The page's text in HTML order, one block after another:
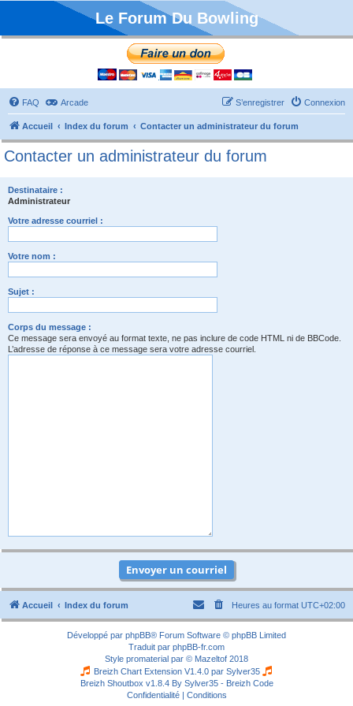
Le Forum Du Bowling
FAQ Arcade Connexion
S’enregistrer
Accueil Index du forum Contacter un administrateur du forum
Contacter un administrateur du forum
Destinataire :
Administrateur
Votre adresse courriel :
Votre nom :
Sujet :
Corps du message :
Ce message sera envoyé au format texte, ne pas inclure de code HTML ni de BBCode.
L’adresse de réponse à ce message sera votre adresse courriel.
Accueil Index du forum Heures au format UTC+02:00
Développé par phpBB® Forum Software © phpBB Limited
Traduit par phpBB-fr.com
Style promaterial par © Mazeltof 2018
Breizh Chart Extension V1.4.0 par Sylver35
Breizh Shoutbox v1.8.4 By Sylver35 - Breizh Code
Confidentialité| Conditions